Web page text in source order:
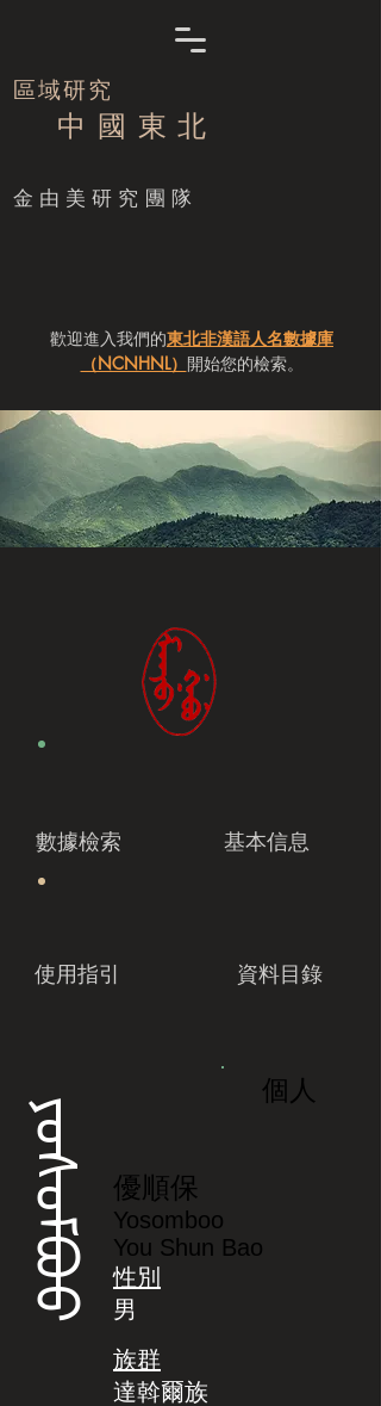
區域研究
中 國 東 北
​金由美研究團隊
歡迎進入我們的東北非漢語人名數據庫
（NCNHNL） 開始您的檢索。
數據檢索 基本信息
使用指引 資料目錄
ᠶᠣᠰᠣᠮᠪᠣᠣ
個人
優順保
Yosomboo
You Shun Bao
性別
男
族群
達斡爾族